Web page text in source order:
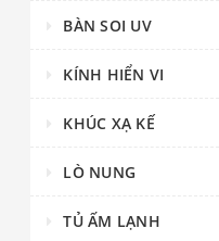
BÀN SOI UV
KÍNH HIỂN VI
KHÚC XẠ KẾ
LÒ NUNG
TỦ ẤM LẠNH